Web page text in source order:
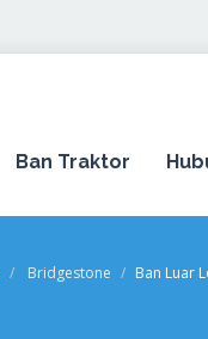
Ban Traktor
Bridgestone Ban Luar